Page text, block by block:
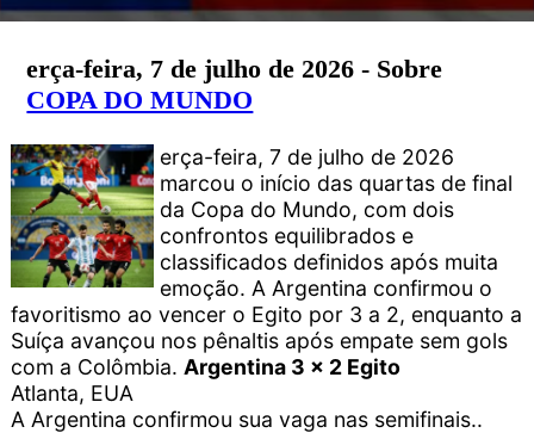
erça-feira, 7 de julho de 2026 - Sobre
COPA DO MUNDO
erça-feira, 7 de julho de 2026
marcou o início das quartas de final
da Copa do Mundo, com dois
confrontos equilibrados e
classificados definidos após muita
emoção. A Argentina confirmou o
favoritismo ao vencer o Egito por 3 a 2, enquanto a
Suíça avançou nos pênaltis após empate sem gols
com a Colômbia. Argentina 3 x 2 Egito
Atlanta, EUA
A Argentina confirmou sua vaga nas semifinais..